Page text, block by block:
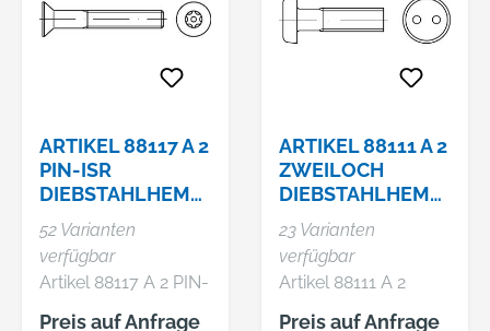
ARTIKEL 88117 A 2
PIN-ISR
DIEBSTAHLHEMM
ENDE
SCHRAUBEN MIT
SENKKOPF ISO
10642,
52 Varianten
verfügbar
Artikel 88117 A 2 PIN-
Preis auf Anfrage
ARTIKEL 88111 A 2
ZWEILOCH
DIEBSTAHLHEMM
ENDE
SCHRAUBEN,
LINSENKOPF DIN
85, ZWEIL
23 Varianten
verfügbar
Artikel 88111 A 2
Zweiloch
Preis auf Anfrage